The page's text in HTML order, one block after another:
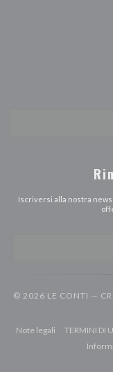
Iscriversi alla nostra
© 2026 LE CONTI —
Note legali ((apre una
TERMINI DI